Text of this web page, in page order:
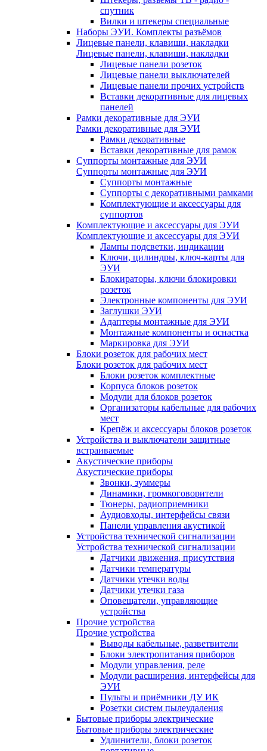
спутник
Вилки и штекеры специальные
Наборы ЭУИ. Комплекты разъёмов
Лицевые панели, клавиши, накладки
Лицевые панели, клавиши, накладки
Лицевые панели розеток
Лицевые панели выключателей
Лицевые панели прочих устройств
Вставки декоративные для лицевых
панелей
Рамки декоративные для ЭУИ
Рамки декоративные для ЭУИ
Рамки декоративные
Вставки декоративные для рамок
Суппорты монтажные для ЭУИ
Суппорты монтажные для ЭУИ
Суппорты монтажные
Суппорты с декоративными рамками
Комплектующие и аксессуары для
суппортов
Комплектующие и аксессуары для ЭУИ
Комплектующие и аксессуары для ЭУИ
Лампы подсветки, индикации
Ключи, цилиндры, ключ-карты для
ЭУИ
Блокираторы, ключи блокировки
розеток
Электронные компоненты для ЭУИ
Заглушки ЭУИ
Адаптеры монтажные для ЭУИ
Монтажные компоненты и оснастка
Маркировка для ЭУИ
Блоки розеток для рабочих мест
Блоки розеток для рабочих мест
Блоки розеток комплектные
Корпуса блоков розеток
Модули для блоков розеток
Организаторы кабельные для рабочих
мест
Крепёж и аксессуары блоков розеток
Устройства и выключатели защитные
встраиваемые
Акустические приборы
Акустические приборы
Звонки, зуммеры
Динамики, громкоговорители
Тюнеры, радиоприемники
Аудиовходы, интерфейсы связи
Панели управления акустикой
Устройства технической сигнализации
Устройства технической сигнализации
Датчики движения, присутствия
Датчики температуры
Датчики утечки воды
Датчики утечки газа
Оповещатели, управляющие
устройства
Прочие устройства
Прочие устройства
Выводы кабельные, разветвители
Блоки электропитания приборов
Модули управления, реле
Модули расширения, интерфейсы для
ЭУИ
Пульты и приёмники ДУ ИК
Розетки систем пылеудаления
Бытовые приборы электрические
Бытовые приборы электрические
Удлинители, блоки розеток